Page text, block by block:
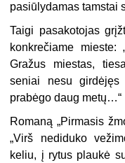
pasiūlydamas tamstai
Taigi pasakotojas
konkrečiame mieste:
Gražus miestas,
seniai nesu
prabėgo daug metų…“
Romaną „Pirmasis
„Virš nediduko
keliu, į rytus plaukė